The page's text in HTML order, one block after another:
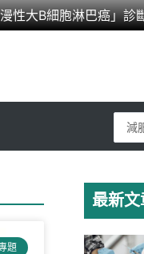
性大B細胞淋巴癌」診
...
題
最新文